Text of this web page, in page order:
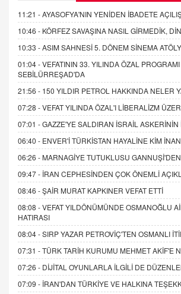
11:21 -AYASOFYA'NIN YENİDEN İBADETE
10:46 - KÖRFEZ SAVAŞINA NASIL GİRMEDİK,
10:33 -ASIM SAHNESİ 5. DÖNEM SİNEMA
01:04 -VEFATININ 33. YILINDA ÖZAL PROGRAMI
SEBİLÜRREŞAD'DA
21:56 - 150 YILDIR PETROL HAKKINDA NELER
07:28 -VEFAT YILINDA ÖZAL'I LİBERALİZM
07:01 -GAZZE'YE SALDIRAN İSRAİL ASKERİNİN
06:40 - ENVER'İ TÜRKİSTAN HAYALİNE KİM
06:26 - MARNAGİYE TUTUKLUSU
09:47 - İRAN CEPHESİNDEN ÇOK ÖNEMLİ
08:46 -ŞAİR MURAT KAPKINER VEFAT ETTİ
08:08 -VEFAT YILDÖNÜMÜNDE OSMANOĞLU
HATIRASI
08:04 -SIRP YAZAR PETROVİÇ'TEN OSMANLI
07:31 -TÜRK TARİH KURUMU MEHMET AKİF'E
07:26 - DİJİTAL OYUNLARLA İLGİLİ DE
07:09 - İRAN'DAN TÜRKİYE VE HALKINA